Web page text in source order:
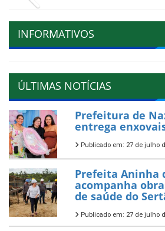
INFORMATIVOS
ÚLTIMAS NOTÍCIAS
Prefeitura de
entrega
Publicado em: 27 de julho
Prefeita Aninha
acompanha
de saúde do
Publicado em: 27 de julho